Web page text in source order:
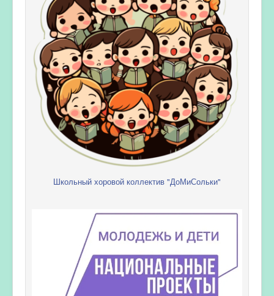
Школьный хоровой коллектив "ДоМиСольки"